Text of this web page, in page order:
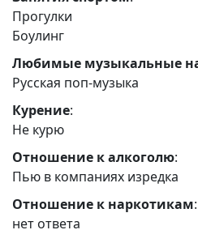
Прогулки
Боулинг
Любимые музыкальные
Русская поп-музыка
Курение:
Не курю
Отношение к алкоголю:
Пью в компаниях изредка
Отношение к наркотикам:
нет ответа